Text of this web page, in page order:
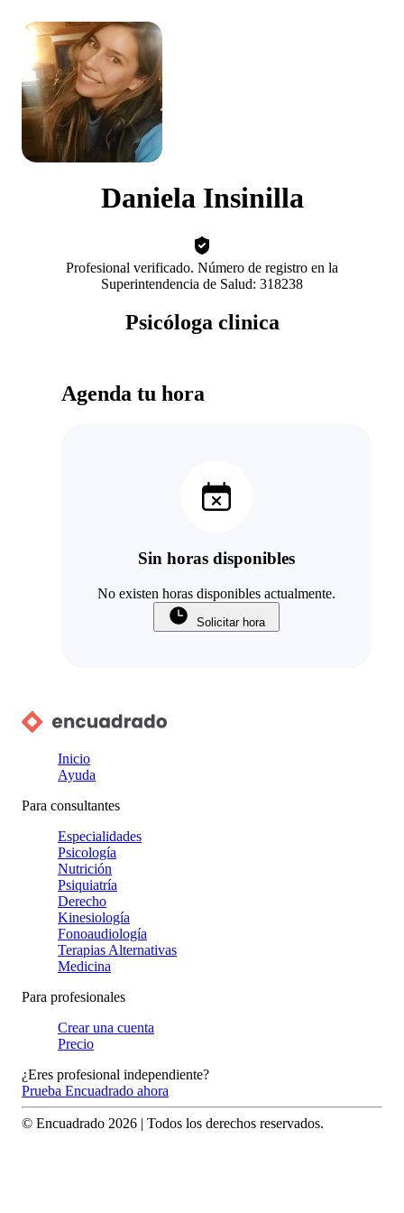
Daniela Insinilla
Profesional verificado. Número de registro en la
Superintendencia de Salud: 318238
Psicóloga clinica
Agenda tu hora
Sin horas disponibles
No existen horas disponibles actualmente.
Solicitar hora
Inicio
Ayuda
Para consultantes
Especialidades
Psicología
Nutrición
Psiquiatría
Derecho
Kinesiología
Fonoaudiología
Terapias Alternativas
Medicina
Para profesionales
Crear una cuenta
Precio
¿Eres profesional independiente?
Prueba Encuadrado ahora
© Encuadrado 2026 | Todos los derechos reservados.